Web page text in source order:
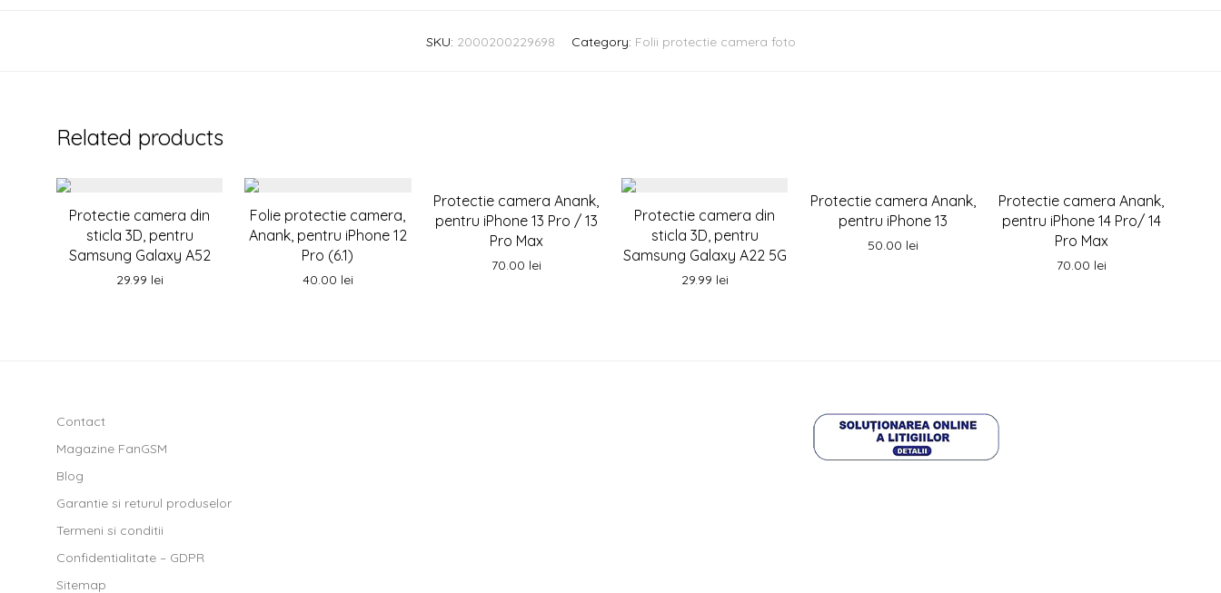
SKU: 2000200229698 Category: Folii protectie camera foto
Related products
Protectie camera din
sticla 3D, pentru
Samsung Galaxy A52
29.99 lei
Folie protectie camera,
Anank, pentru iPhone 12
Pro (6.1)
40.00 lei
Protectie camera Anank,
pentru iPhone 13 Pro / 13
Pro Max
70.00 lei
Protectie camera din
sticla 3D, pentru
Samsung Galaxy A22 5G
29.99 lei
Protectie camera Anank,
pentru iPhone 13
50.00 lei
Protectie camera Anank,
pentru iPhone 14 Pro/ 14
Pro Max
70.00 lei
Contact
Magazine FanGSM
Blog
Garantie si returul produselor
Termeni si conditii
Confidentialitate – GDPR
Sitemap